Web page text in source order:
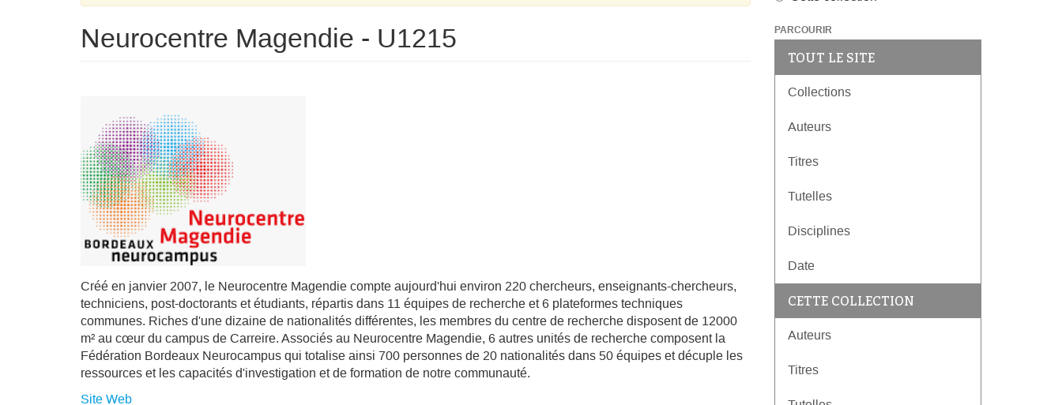
Neurocentre Magendie - U1215
Créé en janvier 2007, le Neurocentre Magendie compte aujourd'hui environ 220 chercheurs, enseignants-chercheurs,
techniciens, post-doctorants et étudiants, répartis dans 11 équipes de recherche et 6 plateformes techniques
communes. Riches d'une dizaine de nationalités différentes, les membres du centre de recherche disposent de 12000
m² au cœur du campus de Carreire. Associés au Neurocentre Magendie, 6 autres unités de recherche composent la
Fédération Bordeaux Neurocampus qui totalise ainsi 700 personnes de 20 nationalités dans 50 équipes et décuple les
ressources et les capacités d'investigation et de formation de notre communauté.
Site Web
PARCOURIR
TOUT LE SITE
Collections
Auteurs
Titres
Tutelles
Disciplines
Date
CETTE COLLECTION
Auteurs
Titres